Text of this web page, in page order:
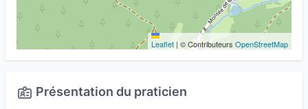
Leaflet | © Contributeurs OpenStreetMap
Présentation du praticien